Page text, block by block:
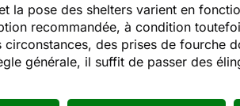
la pose des shelters varient en
recommandée, à condition
circonstances, des prises de fourche
générale, il suffit de passer des